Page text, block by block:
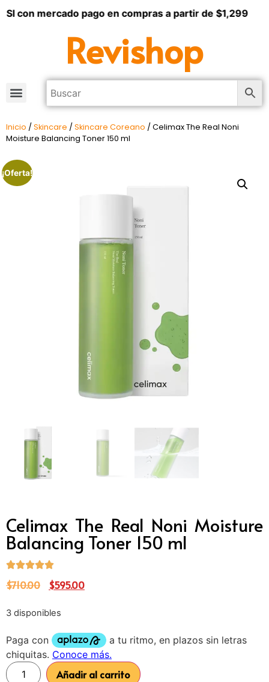
con mercado pago en compras a partir de $1,299
Revishop
Inicio / Skincare / Skincare Coreano / Celimax The Real Noni
Moisture Balancing Toner 150 ml
¡Oferta!
Celimax The Real Noni Moisture
Balancing Toner 150 ml
$710.00 $595.00
3 disponibles
Añadir al carrito